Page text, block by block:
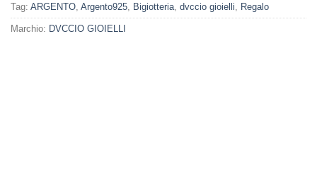
Tag: ARGENTO Argento925 Bigiotteria dvccio gioielli Regalo
Marchio: DVCCIO GIOIELLI